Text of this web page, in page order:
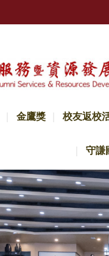
金鷹獎 校友返校
守謙